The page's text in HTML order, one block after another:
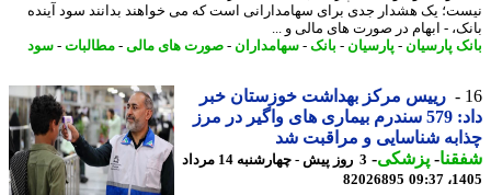
یک هشدار جدی برای سهامدارانی است که می خواهند بدانند سود آینده
- ابهام در صورت های مالی و ...
پارسیان-پارسیان-بانک -سهامداران - صورت های مالی-مطالبات-سود
رییس مرکز بهداشت خوزستان خبر
داد: 579 سندرم بیماری های واگیر در مرز
شناسایی و مراقبت شد
-پزشکی-
3 روز پیش - چهارشنبه 14 مرداد
82026895